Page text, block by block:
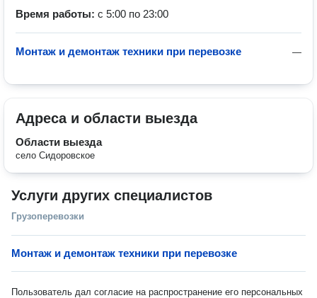
Время работы: с 5:00 по 23:00
—
Монтаж и демонтаж техники при перевозке
Адреса и области выезда
Области выезда
село Сидоровское
Услуги других специалистов
Грузоперевозки
Монтаж и демонтаж техники при перевозке
Пользователь дал согласие на распространение его персональных